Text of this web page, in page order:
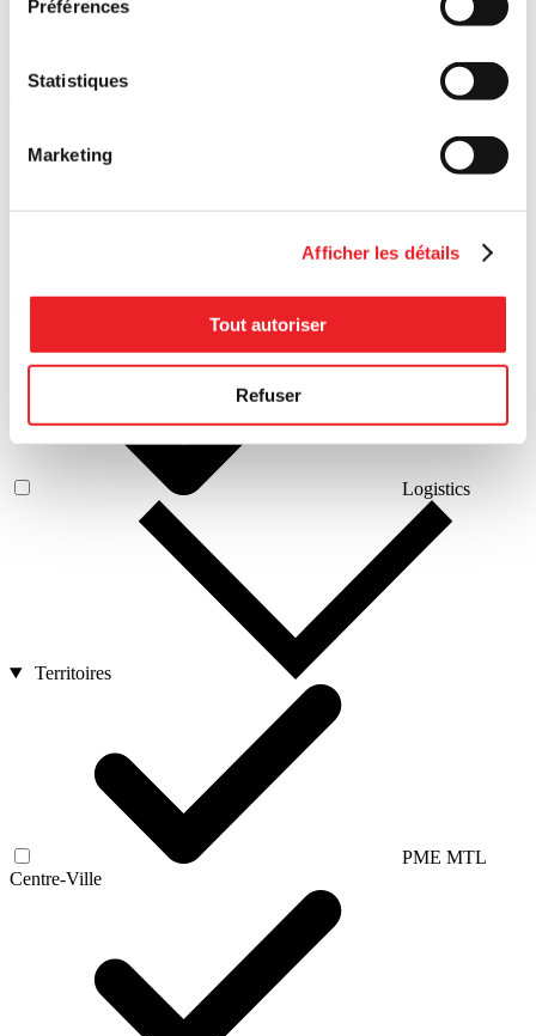
Préférences
Statistiques
Marketing
Afficher les détails
Tout autoriser
Refuser
Local
economy
Logistics
Territoires
PME MTL
Centre-Ville